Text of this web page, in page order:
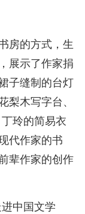
房的方式，生
展示了作家捐
子缝制的台灯
梨木写字台、
丁玲的简易衣
代作家的书
辈作家的创作
中国文学